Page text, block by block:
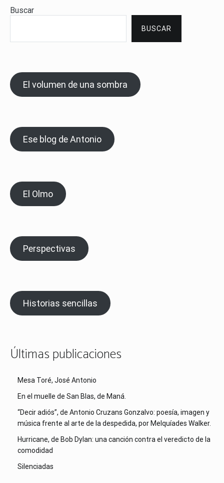
Buscar
BUSCAR
El volumen de una sombra
Ese blog de Antonio
El Olmo
Perspectivas
Historias sencillas
Últimas publicaciones
Mesa Toré, José Antonio
En el muelle de San Blas, de Maná.
“Decir adiós”, de Antonio Cruzans Gonzalvo: poesía, imagen y
música frente al arte de la despedida, por Melquíades Walker.
Hurricane, de Bob Dylan: una canción contra el veredicto de la
comodidad
Silenciadas